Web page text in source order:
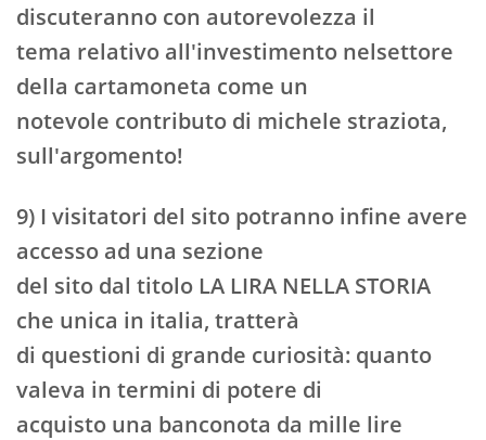
discuteranno con autorevolezza il
tema relativo all'investimento nelsettore
della cartamoneta come un
notevole contributo di michele straziota,
sull'argomento!
9) I visitatori del sito potranno infine avere
accesso ad una sezione
del sito dal titolo LA LIRA NELLA STORIA
che unica in italia, tratterà
di questioni di grande curiosità: quanto
valeva in termini di potere di
acquisto una banconota da mille lire